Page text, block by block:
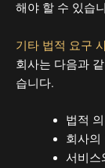
해야 할 수 있습
기타 법적 요구
회사는 다음과
습니다.
법적
회사의
서비스